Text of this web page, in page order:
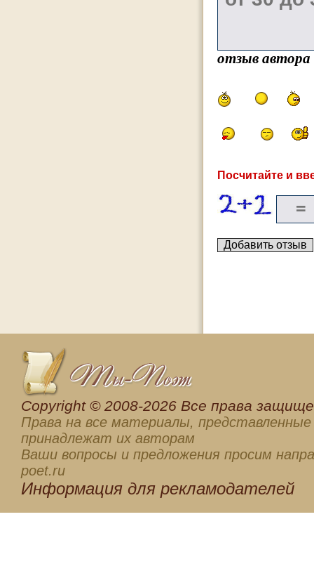
отзыв
Посчитайте и
Сopyright © 2008-2026 Все права
Права на все материалы, представленные
принадлежат их авторам
Ваши вопросы и предложения просим
poet.ru
Информация для рекламодателей